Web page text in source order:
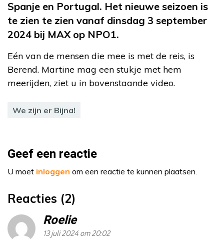
Spanje en Portugal. Het nieuwe seizoen is
te zien te zien vanaf dinsdag 3 september
2024 bij MAX op NPO1.
Eén van de mensen die mee is met de reis, is
Berend. Martine mag een stukje met hem
meerijden, ziet u in bovenstaande video.
We zijn er Bijna!
Geef een reactie
U moet inloggen om een reactie te kunnen plaatsen.
Reacties (2)
Roelie
13 juli 2024 om 20:02